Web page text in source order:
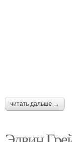
читать дальше →